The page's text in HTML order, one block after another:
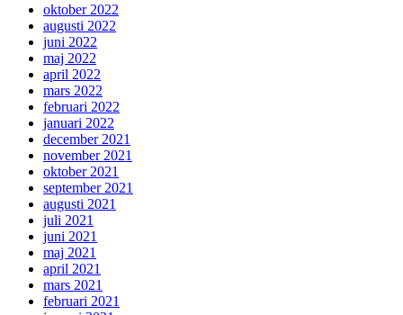
oktober 2022
augusti 2022
juni 2022
maj 2022
april 2022
mars 2022
februari 2022
januari 2022
december 2021
november 2021
oktober 2021
september 2021
augusti 2021
juli 2021
juni 2021
maj 2021
april 2021
mars 2021
februari 2021